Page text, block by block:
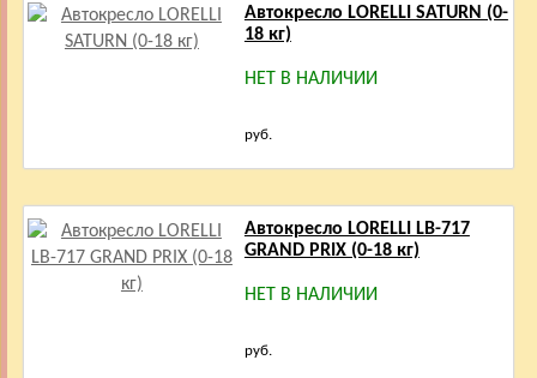
Автокресло LORELLI SATURN (0-
18 кг)
НЕТ В НАЛИЧИИ
руб.
Автокресло LORELLI LB-717
GRAND PRIX (0-18 кг)
НЕТ В НАЛИЧИИ
руб.